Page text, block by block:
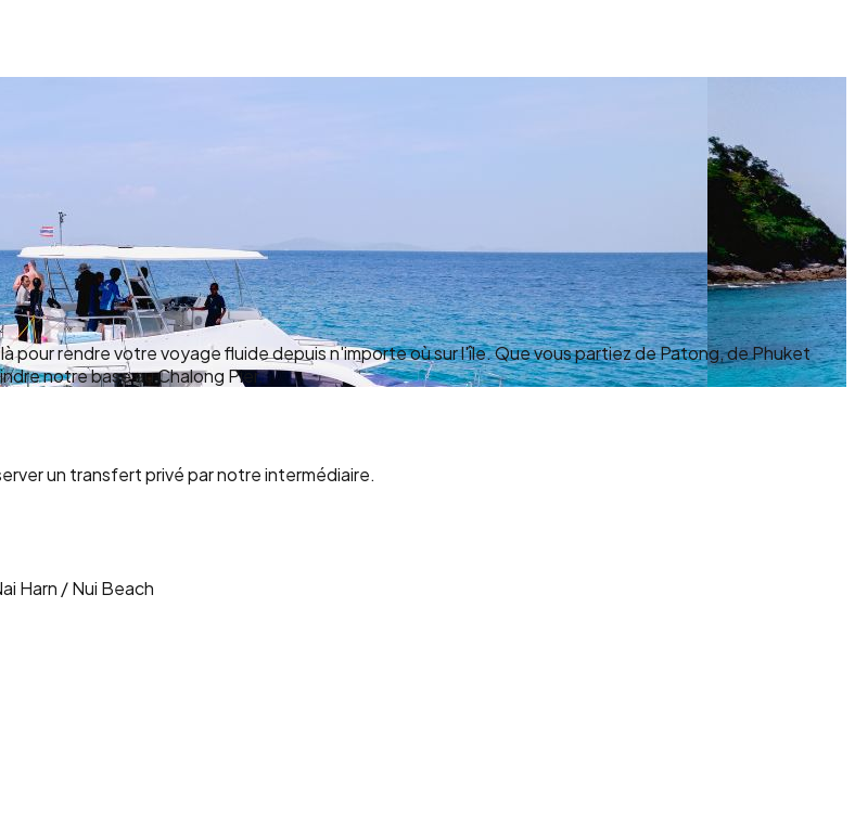
pour rendre votre voyage fluide depuis n'importe où sur l'île. Que vous partiez de Patong, de Phuket
notre base au Chalong Pier.
un transfert privé par notre intermédiaire.
Harn / Nui Beach